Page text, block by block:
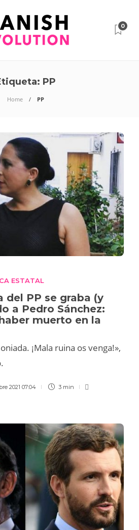
0
PP
Home PP
ESTATAL
del PP se graba (y
a Pedro Sánchez:
muerto en la
¡Mala ruina os venga!»,
2021 07:04 3 min